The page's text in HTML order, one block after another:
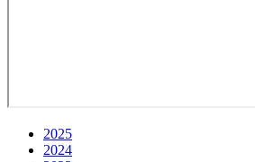
2025
2024